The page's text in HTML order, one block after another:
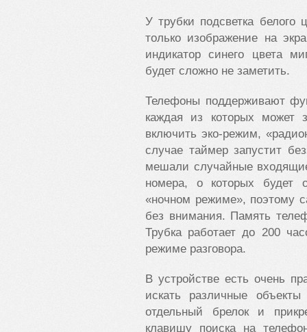
У трубки подсветка белого
только изображение на
индикатор синего цвета
будет сложно не заметить.
Телефоны поддерживают
каждая из которых может
включить эко-режим,
случае таймер запустит
мешали случайные
номера, о которых будет
«ночном режиме», поэтому
без внимания. Память
Трубка работает до 200
режиме разговора.
В устройстве есть очень
искать различные
отдельный брелок и
клавишу поиска на